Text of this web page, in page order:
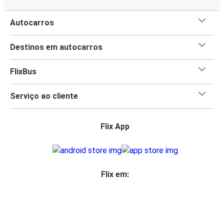
Autocarros
Destinos em autocarros
FlixBus
Serviço ao cliente
Flix App
Flix em: